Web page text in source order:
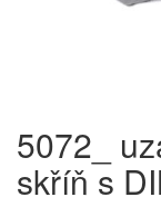
5072_
skříň s